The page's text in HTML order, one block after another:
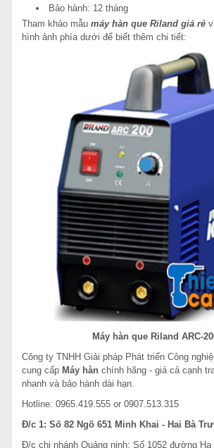
Bảo hành: 12 tháng
Tham khảo mẫu máy hàn que Riland giá rẻ
hình ảnh phía dưới để biết thêm chi tiết:
Máy hàn que Riland ARC-
Công ty TNHH Giải pháp Phát triển Công
cung cấp Máy hàn chính hãng - giá cả cạnh
nhanh và bảo hành dài hạn.
Hotline: 0965.419.555 or 0907.513.315
Đ/c 1: Số 82 Ngõ 651 Minh Khai - Hai Bà
Đ/c chi nhánh Quảng ninh: Số 1052 đường Hạ